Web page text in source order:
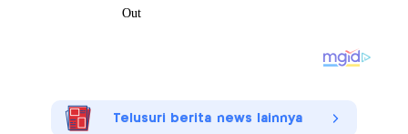
Telusuri berita news lainnya